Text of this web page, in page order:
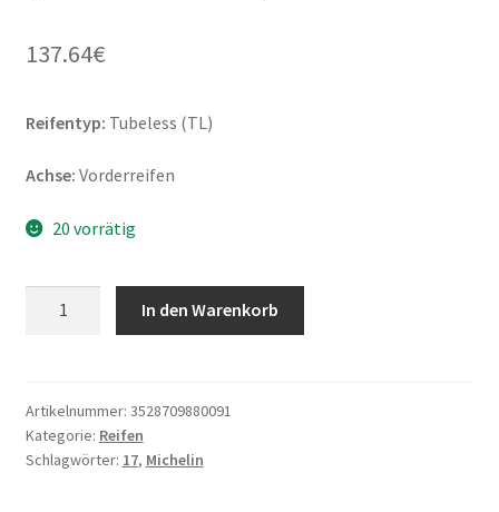
137.64€
Reifentyp: Tubeless (TL)
Achse: Vorderreifen
20 vorrätig
ZR
17
(58W)
In den Warenkorb
Artikelnummer: 3528709880091
Kategorie: Reifen
Schlagwörter: 17, Michelin